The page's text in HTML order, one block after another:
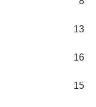
13
16
15